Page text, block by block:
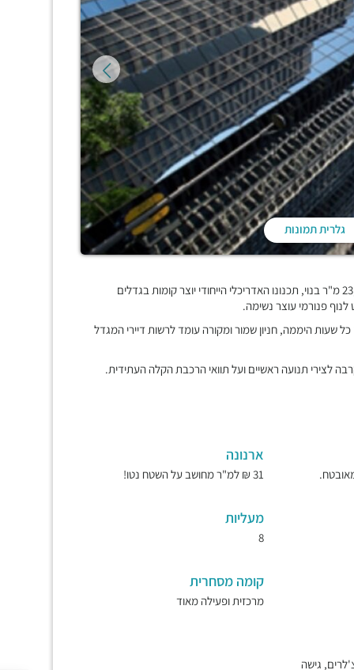
גלרית תמונות
"בית קרדן" הינו מגדל משרדים בן 20 קומות הבנוי על שטח של כ-23,000 מ"ר בנוי, תכנונו האדריכלי הייחודי יוצר קומות בגדלים
לנוף פנורמי עוצר נשימה.
שעות היממה, חניון שמור ומקורה עומד לרשות דיירי המגדל
לצירי תנועה ראשיים ועל תוואי הרכבת הקלה העתידית.
ארנונה
31 ₪ למ"ר מחושב על השטח נטו!
מעליות
8
קומה מסחרית
מרכזית ופעילה מאוד
גישה